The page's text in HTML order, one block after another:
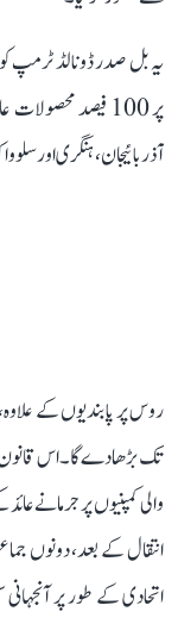
یہ بل صدر ڈونالڈ ٹرمپ
پر 100 فیصد
آذربائیجان، ہنگری اور
تک بڑھا دے گا۔ اس قانون
والی کمپنیوں پر جرمانے
انتقال کے بعد، دونوں
اتحادی کے طور پر